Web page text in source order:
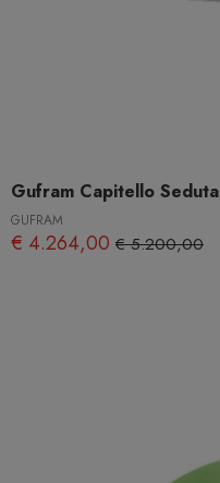
Gufram Capitello Seduta
GUFRAM
€ 4.264,00 € 5.200,00